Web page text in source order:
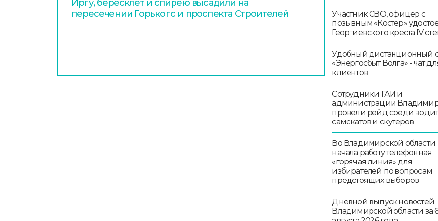
Иргу, бересклет и спирею высадили на
пересечении Горького и проспекта Строителей
Участник СВО, офицер с
позывным «Костёр»
Георгиевского креста IV
Удобный дистанционный
«Энергосбыт Волга» - чат
клиентов
Сотрудники ГАИ и
администрации
провели рейд среди
самокатов и скутеров
Во Владимирской области
начала работу телефонная
«горячая линия» для
избирателей по вопросам
предстоящих выборов
Дневной выпуск новостей
Владимирской области за 6